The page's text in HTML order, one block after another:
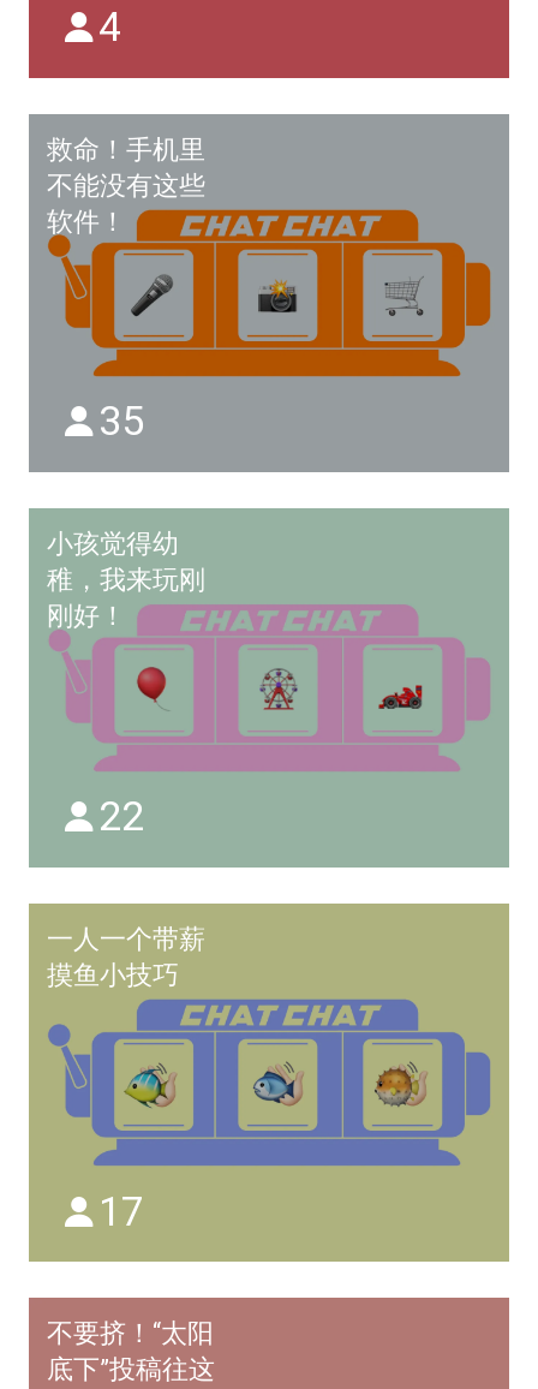
4
救命！手机里
不能没有这些
软件！
35
小孩觉得幼
稚，我来玩刚
刚好！
22
一人一个带薪
摸鱼小技巧
17
不要挤！“太阳
底下”投稿往这